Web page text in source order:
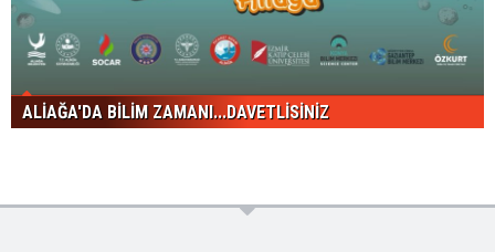
ALİAĞA'DA BİLİM ZAMANI...DAVETLİSİNİZ